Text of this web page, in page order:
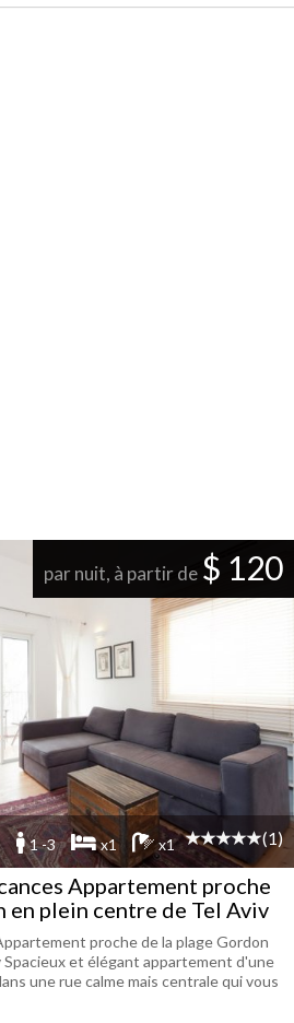
par nuit, à partir de $ 120
1 -3 x1 x1 (1)
Appartement proche
en plein centre de Tel Aviv
proche de la plage Gordon
et élégant appartement d'une
une rue calme mais centrale qui vous